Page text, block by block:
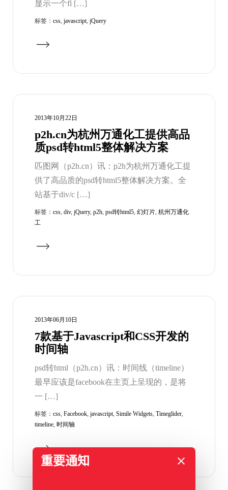
显示一个fl […]
标签： css, javascript, jQuery
2013年10月22日
p2h.cn为杭州万通化工提供高品
质psd转html5整体解决方案
匹图网（p2h.cn）讯：p2h为杭州万通化工提
供了高品质的psd转html5整体解决方案。全
站基于div/c […]
标签： css, div, jQuery, p2h, psd转html5, 幻灯片, 杭州万通化
工
2013年06月10日
7款基于Javascript和CSS开发的
时间轴
psd转html（p2h.cn）讯：时间线（timeline）
最早应该是facebook在主页上呈现的，是将
一 […]
标签： css, Facebook, javascript, Simile Widgets, Timeglider,
timeline, 时间轴
重要通知